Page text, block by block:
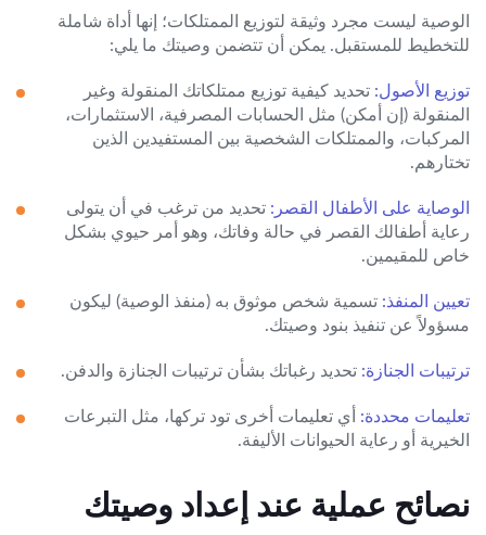
الوصية ليست مجرد وثيقة لتوزيع الممتلكات؛ إنها أداة شاملة
للتخطيط للمستقبل. يمكن أن تتضمن وصيتك ما يلي:
توزيع الأصول: تحديد كيفية توزيع ممتلكاتك المنقولة وغير
المنقولة (إن أمكن) مثل الحسابات المصرفية، الاستثمارات،
المركبات، والممتلكات الشخصية بين المستفيدين الذين
تختارهم.
الوصاية على الأطفال القصر: تحديد من ترغب في أن يتولى
رعاية أطفالك القصر في حالة وفاتك، وهو أمر حيوي بشكل
خاص للمقيمين.
تعيين المنفذ: تسمية شخص موثوق به (منفذ الوصية) ليكون
مسؤولاً عن تنفيذ بنود وصيتك.
ترتيبات الجنازة: تحديد رغباتك بشأن ترتيبات الجنازة والدفن.
تعليمات محددة: أي تعليمات أخرى تود تركها، مثل التبرعات
الخيرية أو رعاية الحيوانات الأليفة.
نصائح عملية عند إعداد وصيتك